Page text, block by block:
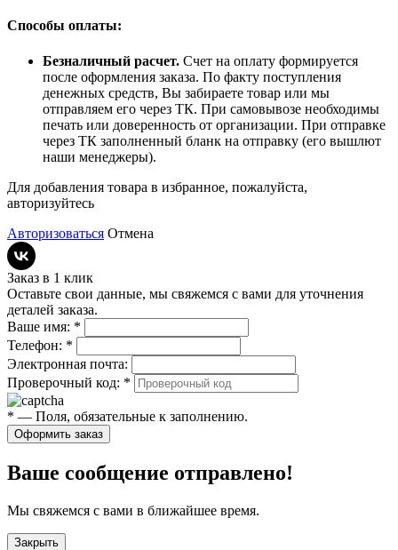
Способы оплаты:
Безналичный расчет. Счет на оплату формируется
после оформления заказа. По факту поступления
денежных средств, Вы забираете товар или мы
отправляем его через ТК. При самовывозе необходимы
печать или доверенность от организации. При отправке
через ТК заполненный бланк на отправку (его вышлют
наши менеджеры).
Для добавления товара в избранное, пожалуйста,
авторизуйтесь
Авторизоваться Отмена
Заказ в 1 клик
Оставьте свои данные, мы свяжемся с вами для уточнения
деталей заказа.
Ваше имя: *
Телефон: *
Электронная почта:
Проверочный код: *
* — Поля, обязательные к заполнению.
Оформить заказ
Ваше сообщение отправлено!
Мы свяжемся с вами в ближайшее время.
Закрыть